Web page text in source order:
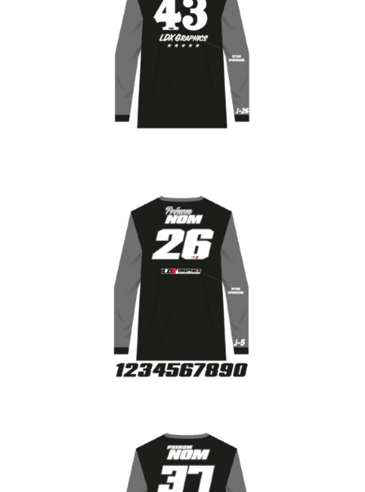
Flocage maillot Style 26
Flocage maillot Style 5